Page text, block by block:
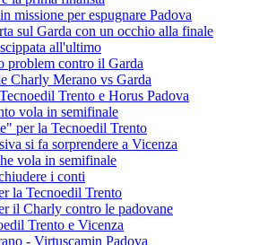
missione per espugnare Padova
sul Garda con un occhio alla finale
all'ultimo
problem contro il Garda
Charly Merano vs Garda
Trento e Horus Padova
vola in semifinale
per la Tecnoedil Trento
si fa sorprendere a Vicenza
vola in semifinale
i conti
la Tecnoedil Trento
il Charly contro le padovane
Trento e Vicenza
- Virtuscamin Padova